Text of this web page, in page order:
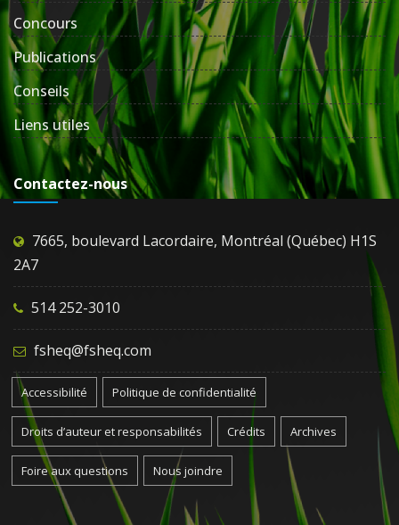
Concours
Publications
Conseils
Liens utiles
Contactez-nous
7665, boulevard Lacordaire, Montréal (Québec) H1S
2A7
514 252-3010
fsheq@fsheq.com
Accessibilité Politique de confidentialité
Droits d’auteur et responsabilités Crédits Archives
Foire aux questions Nous joindre